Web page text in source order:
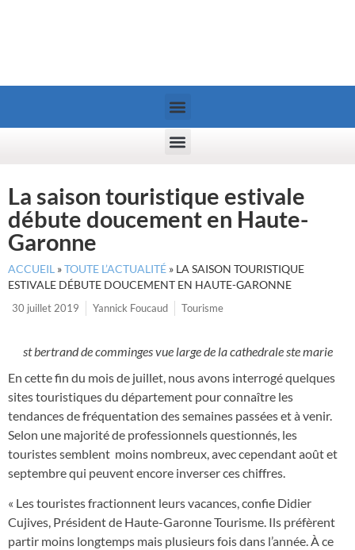
La saison touristique estivale
débute doucement en Haute-
Garonne
ACCUEIL »TOUTE L’ACTUALITÉ » LA SAISON TOURISTIQUE
ESTIVALE DÉBUTE DOUCEMENT EN HAUTE-GARONNE
30 juillet 2019
Yannick Foucaud Tourisme
st bertrand de comminges vue large de la cathedrale ste marie
En cette fin du mois de juillet, nous avons interrogé quelques
sites touristiques du département pour connaître les
tendances de fréquentation des semaines passées et à venir.
Selon une majorité de professionnels questionnés, les
touristes semblent moins nombreux, avec cependant août et
septembre qui peuvent encore inverser ces chiffres.
« Les touristes fractionnent leurs vacances, confie Didier
Cujives, Président de Haute-Garonne Tourisme. Ils préfèrent
partir moins longtemps mais plusieurs fois dans l’année. À ce